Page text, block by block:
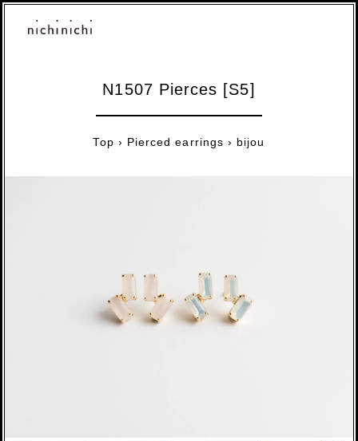
N1507 Pierces [S5]
Top › Pierced earrings › bijou